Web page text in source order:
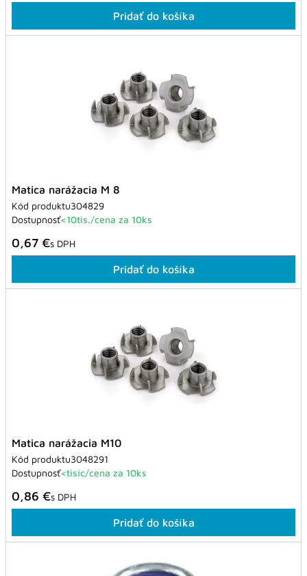
Pridať do košíka
Matica narážacia M 8
Kód produktu304829
Dostupnosť<10tis./cena za 10ks
0,67 €s DPH
Pridať do košíka
Matica narážacia M10
Kód produktu3048291
Dostupnosť<tisíc/cena za 10ks
0,86 €s DPH
Pridať do košíka